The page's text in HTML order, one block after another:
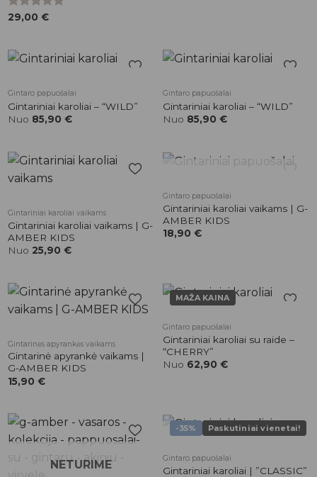
Įvertinimas:
29,00 €
patikusios
Gintaro papuošalai
Gintariniai karoliai – “WILD”
Nuo 85,90 €
patikusios
Gintaro papuošalai
Gintariniai karoliai – “WILD”
Nuo 85,90 €
Gintariniai karoliai vaikams
Gintariniai karoliai vaikams | G-
AMBER KIDS
Nuo 25,90 €
patikusios
prekės
Gintaro papuošalai
Gintariniai karoliai vaikams | G-
AMBER KIDS
18,90 €
prekės
Gintarinės apyrankės vaikams
Gintarinė apyrankė vaikams |
G-AMBER KIDS
15,90 €
MAŽA KAINA
patikusios
Gintaro papuošalai
Gintariniai karoliai su raide –
“CHERRY”
Nuo 62,90 €
Pridėti į
patikusios
NETURIME
-35% Paskutiniai vienetai!
patikusios
Gintaro papuošalai
Gintariniai karoliai | ”CLASSIC”